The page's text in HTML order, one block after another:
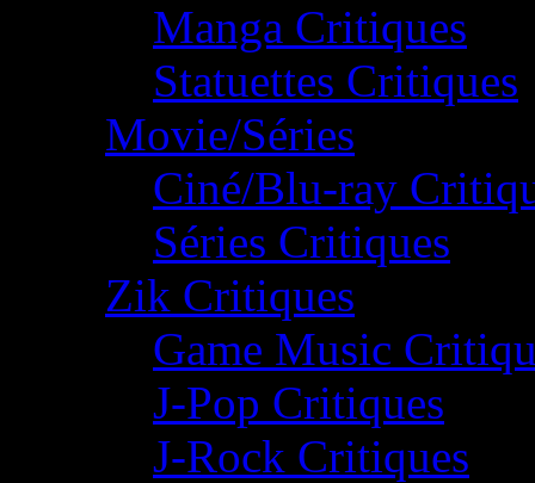
Manga Critiques
Statuettes Critiques
Movie/Séries
Ciné/Blu-ray
Séries Critiques
Zik Critiques
Game Music
J-Pop Critiques
J-Rock Critiques